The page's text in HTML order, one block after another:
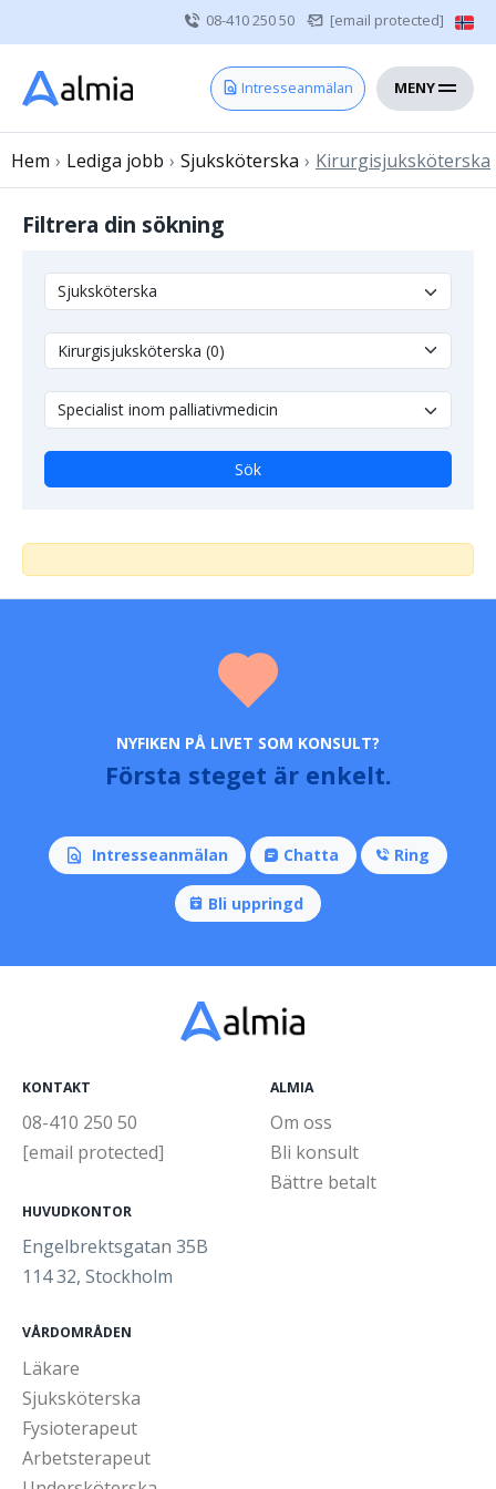
08-410 250 50 [email protected]
Intresseanmälan MENY
Hem
Vårdgivare
Om oss
Kontakt
Övrig vårdpersonal
Hem › Lediga jobb › Sjuksköterska › Kirurgisjuksköterska
Filtrera din sökning
Sök
NYFIKEN PÅ LIVET SOM KONSULT?
Första steget är enkelt.
Intresseanmälan Chatta Ring
Bli uppringd
KONTAKT
08-410 250 50
[email protected]
HUVUDKONTOR
Engelbrektsgatan 35B
114 32, Stockholm
ALMIA
Om oss
Bli konsult
Bättre betalt
VÅRDOMRÅDEN
Läkare
Sjuksköterska
Fysioterapeut
Arbetsterapeut